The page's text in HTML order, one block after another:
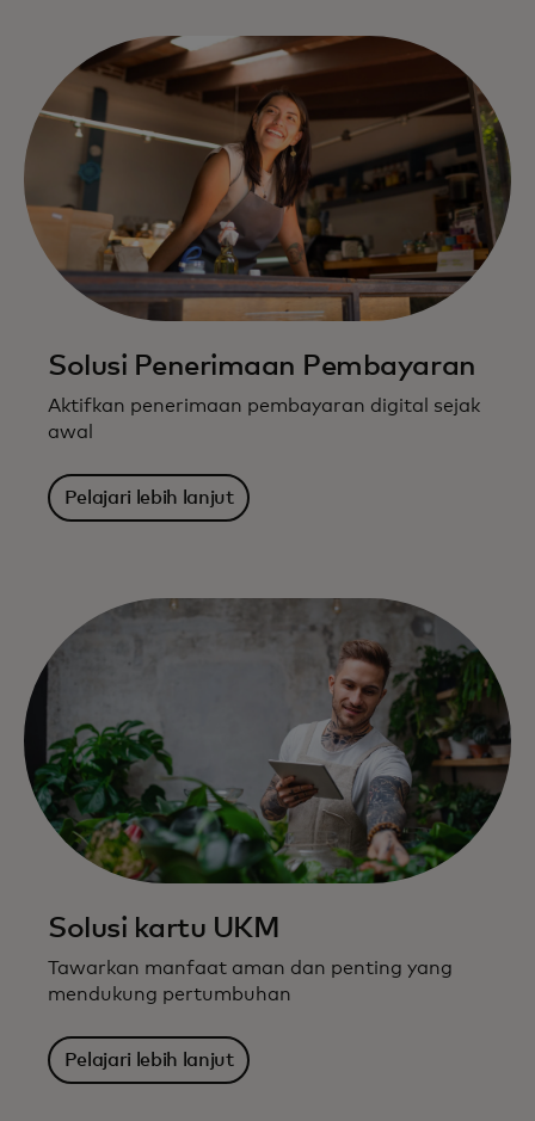
Solusi Penerimaan Pembayaran
Aktifkan penerimaan pembayaran digital sejak
awal
Pelajari lebih lanjut
Solusi kartu UKM
Tawarkan manfaat aman dan penting yang
mendukung pertumbuhan
Pelajari lebih lanjut